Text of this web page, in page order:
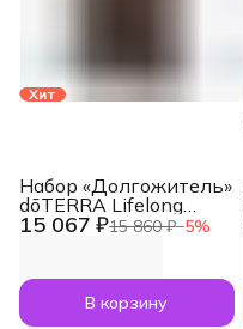
Хит
15 067 ₽15 860 ₽−5%
Набор «Долгожитель»
dōTERRA Lifelong
Vitality Pack, 3x120
В корзину